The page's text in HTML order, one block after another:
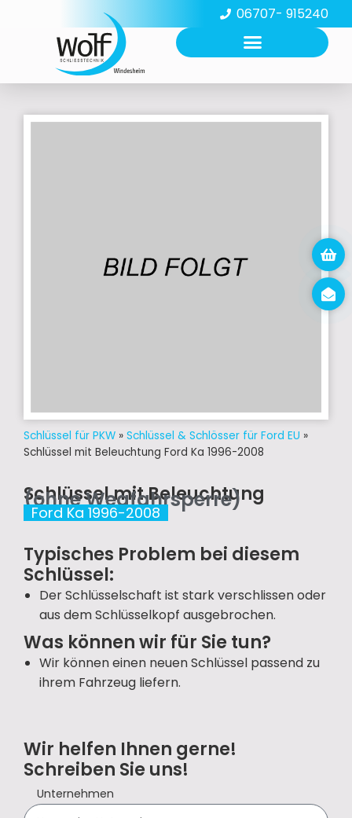
06707- 915240
Schlüssel für PKW » Schlüssel & Schlösser für Ford EU »
Schlüssel mit Beleuchtung Ford Ka 1996-2008
Schlüssel mit Beleuchtung
(ohne Wegfahrsperre)
Ford Ka 1996-2008
Typisches Problem bei diesem
Schlüssel:
Der Schlüsselschaft ist stark verschlissen oder
aus dem Schlüsselkopf ausgebrochen.
Was können wir für Sie tun?
Wir können einen neuen Schlüssel passend zu
ihrem Fahrzeug liefern.
Wir helfen Ihnen gerne!
Schreiben Sie uns!
Unternehmen